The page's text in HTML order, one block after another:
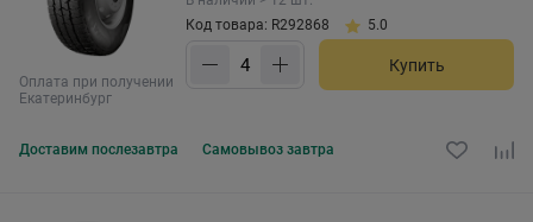
Оплата при получении
Екатеринбург
Код товара: R292868
5.0
Купить
Доставим послезавтра Самовывоз завтра